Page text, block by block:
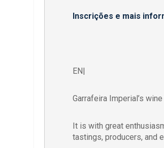
Inscrições e mais
EN|
Garrafeira Imperial’s
It is with great
tastings, producers, and